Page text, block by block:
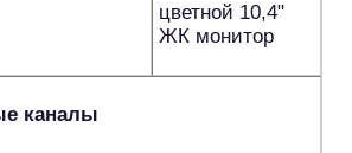
цветной 10,4"
ЖК монитор
каналы